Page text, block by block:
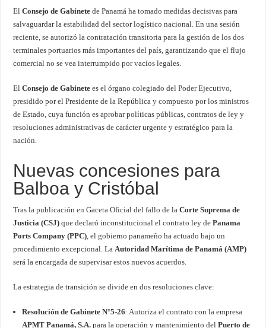
ElConsejo de Gabinete de Panamá ha tomado medidas decisivas para
salvaguardar la estabilidad del sector logístico nacional. En una sesión
reciente, se autorizó la contratación transitoria para la gestión de los dos
terminales portuarios más importantes del país, garantizando que el flujo
comercial no se vea interrumpido por vacíos legales.
ElConsejo de Gabinete es el órgano colegiado del Poder Ejecutivo,
presidido por el Presidente de la República y compuesto por los ministros
de Estado, cuya función es aprobar políticas públicas, contratos de ley y
resoluciones administrativas de carácter urgente y estratégico para la
nación.
Nuevas concesiones para
Balboa y Cristóbal
Tras la publicación en Gaceta Oficial del fallo de laCorte Suprema de
Justicia (CSJ) que declaró inconstitucional el contrato ley dePanama
Ports Company (PPC), el gobierno panameño ha actuado bajo un
procedimiento excepcional. LaAutoridad Marítima de Panamá (AMP)
será la encargada de supervisar estos nuevos acuerdos.
La estrategia de transición se divide en dos resoluciones clave:
Resolución de Gabinete N°5-26: Autoriza el contrato con la empresa
APMT Panamá, S.A. para la operación y mantenimiento delPuerto de